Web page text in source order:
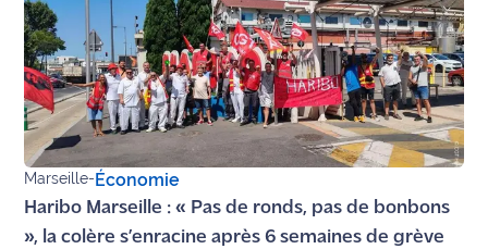
plan
sortie
Nous
contacter
Ecouter
et voir
Maritima
Marseille-Économie
Haribo Marseille : « Pas de ronds, pas de bonbons
», la colère s’enracine après 6 semaines de grève